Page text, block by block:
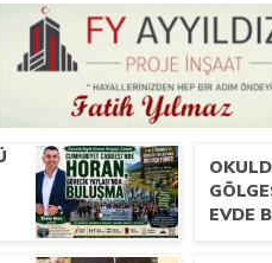
kavline sığınıp bir yare
olarak Baba mesleği olan
yaklaşık 4 yıldır hikayelerini
Emre Kul youtube kanalına
www.youtube.com/channel/
EVDE